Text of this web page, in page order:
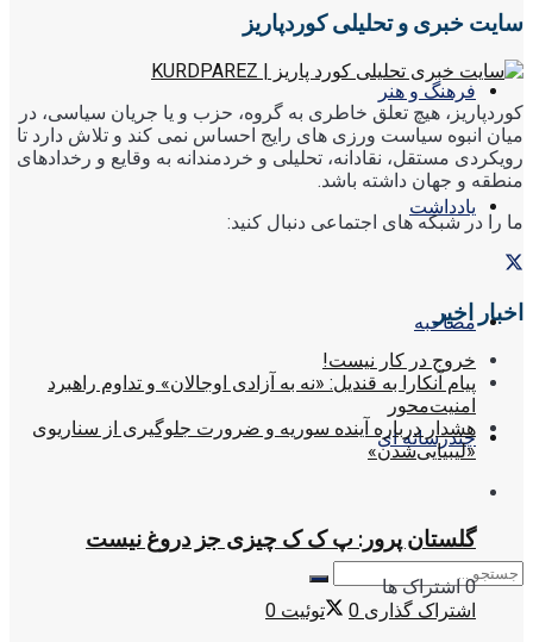
فرهنگ و هنر
یادداشت
مصاحبه
چندرسانه ای
سایت خبری و تحلیلی کوردپاریز
کوردپاریز، هیچ تعلق خاطری به گروه، حزب و یا جریان سیاسی، در
میان انبوه سیاست ورزی های رایج احساس نمی کند و تلاش دارد تا
رویکردی مستقل، نقادانه، تحلیلی و خردمندانه به وقایع و رخدادهای
منطقه و جهان داشته باشد.
ما را در شبکه های اجتماعی دنبال کنید:
اخبار اخیر
خروج در کار نیست!
پیام آنکارا به قندیل: «نه به آزادی اوجالان» و تداوم راهبرد
امنیت‌محور
هشدار درباره آینده سوریه و ضرورت جلوگیری از سناریوی
«لیبیایی‌شدن»
گلستان پرور: پ ک ک چیزی جز دروغ نیست
0 اشتراک ها
اشتراک گذاری 0 توئیت 0